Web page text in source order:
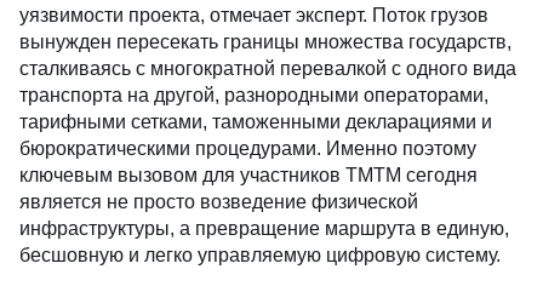
уязвимости проекта, отмечает эксперт. Поток грузов
вынужден пересекать границы множества государств,
сталкиваясь с многократной перевалкой с одного вида
транспорта на другой, разнородными операторами,
тарифными сетками, таможенными декларациями и
бюрократическими процедурами. Именно поэтому
ключевым вызовом для участников ТМТМ сегодня
является не просто возведение физической
инфраструктуры, а превращение маршрута в единую,
бесшовную и легко управляемую цифровую систему.